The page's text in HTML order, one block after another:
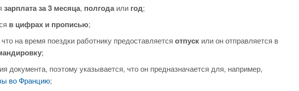
зарплата за 3 месяца, полгодаили год;
в цифрах и прописью;
на время поездки работнику предоставляется отпуск или он отправляется в
;
документа, поэтому указывается, что он предназначается для, например,
во Францию;